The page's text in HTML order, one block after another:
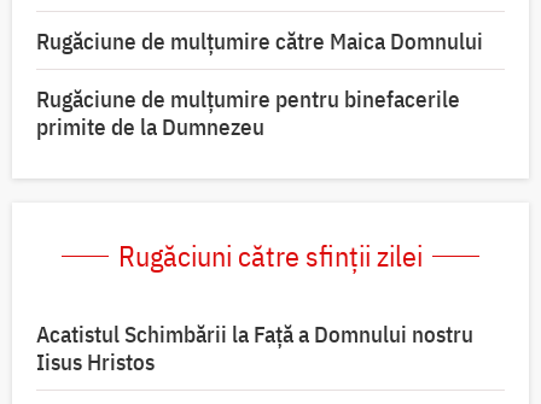
Rugăciune de mulţumire către Maica Domnului
Rugăciune de mulțumire pentru binefacerile
primite de la Dumnezeu
Rugăciuni către sfinții zilei
Acatistul Schimbării la Faţă a Domnului nostru
Iisus Hristos